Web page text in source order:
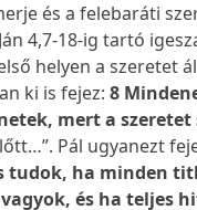
és a felebaráti
4,7-18-ig tartó
helyen a szeretet
ki is fejez:8
mert a
Pál ugyanezt
tudok, ha minden
és ha teljes